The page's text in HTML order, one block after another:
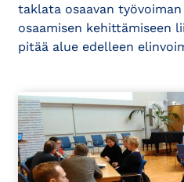
taklata osaavan
osaamisen kehittämiseen
pitää alue edelleen